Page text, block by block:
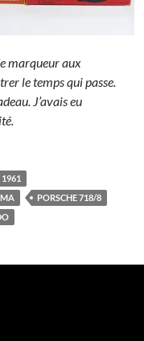
marqueur aux
le temps qui passe.
J’avais eu
1961
PORSCHE 718/8